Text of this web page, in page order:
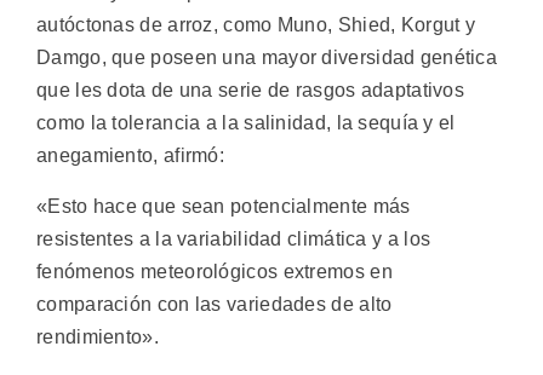
autóctonas de arroz, como Muno, Shied, Korgut y
Damgo, que poseen una mayor diversidad genética
que les dota de una serie de rasgos adaptativos
como la tolerancia a la salinidad, la sequía y el
anegamiento, afirmó:
«Esto hace que sean potencialmente más
resistentes a la variabilidad climática y a los
fenómenos meteorológicos extremos en
comparación con las variedades de alto
rendimiento».